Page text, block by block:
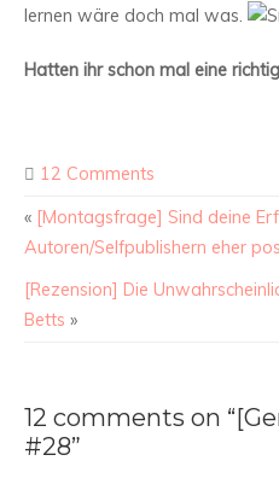
lernen wäre doch mal was.
Hatten ihr schon mal eine
12 Comments
« [Montagsfrage] Sind deine
Autoren/Selfpublishern eher
[Rezension] Die
Betts »
12 comments on
#28”